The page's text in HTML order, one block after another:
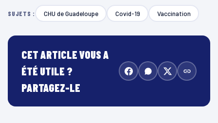
SUJETS : CHU de Guadeloupe Covid-19 Vaccination
CET ARTICLE VOUS A
ÉTÉ UTILE ?
PARTAGEZ-LE